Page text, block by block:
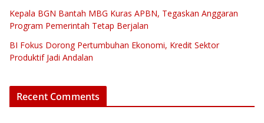
Kepala BGN Bantah MBG Kuras APBN, Tegaskan Anggaran
Program Pemerintah Tetap Berjalan
BI Fokus Dorong Pertumbuhan Ekonomi, Kredit Sektor
Produktif Jadi Andalan
Recent Comments